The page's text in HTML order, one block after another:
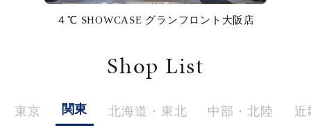
着用シーン
４℃ SHOWCASE グランフロント大阪店
Shop List
東京 関東 北海道・東北 中部・北陸 近